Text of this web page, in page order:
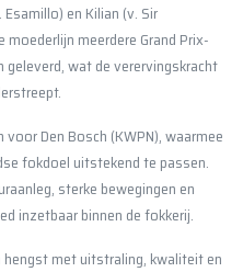
Esamillo) en Kilian (v. Sir
meerdere Grand Prix-
wat de verervingskracht
Den Bosch (KWPN), waarmee
fokdoel uitstekend te passen.
sterke bewegingen en
inzetbaar binnen de fokkerij.
hengst met uitstraling, kwaliteit en